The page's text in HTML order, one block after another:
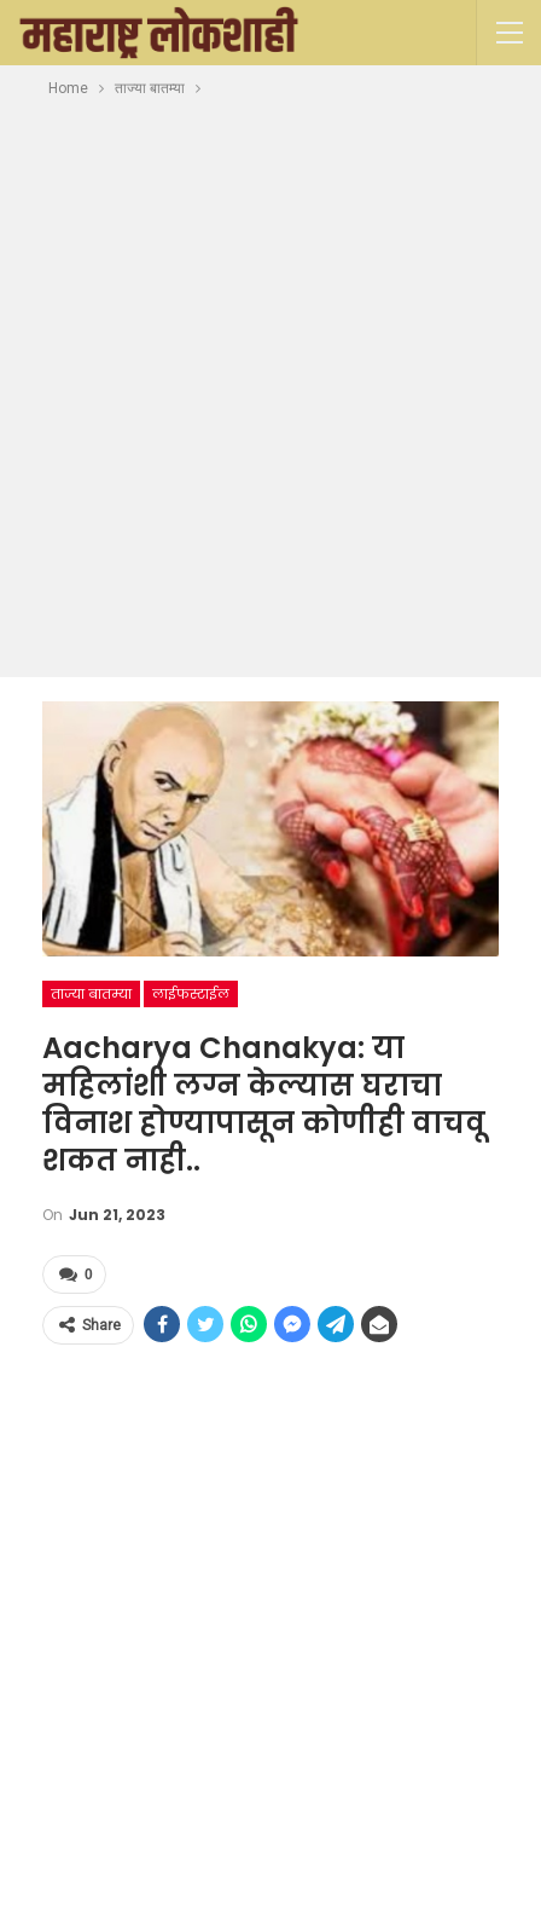
Home ताज्या बातम्या
ताज्या बातम्या लाईफस्टाईल
Aacharya Chanakya: या
महिलांशी लग्न केल्यास घराचा
विनाश होण्यापासून कोणीही वाचवू
शकत नाही..
On Jun 21, 2023
0
Share